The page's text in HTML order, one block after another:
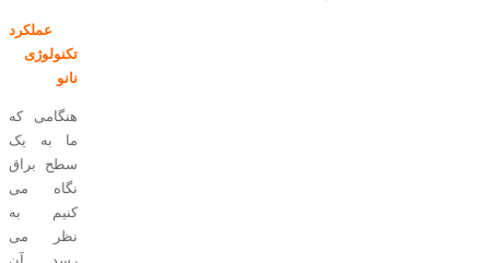
عملکرد
تکنولوژی
نانو
هنگامی که
ما به یک
سطح براق
نگاه می
کنیم به
نظر می